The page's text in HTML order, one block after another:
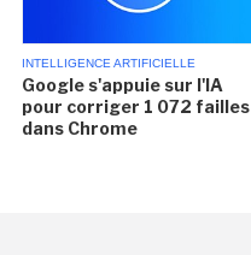
INTELLIGENCE ARTIFICIELLE
Google s'appuie sur l'IA
pour corriger 1 072 failles
dans Chrome